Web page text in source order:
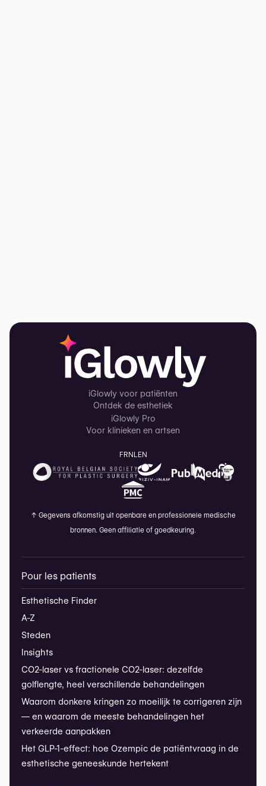
iGlowly voor patiënten
Ontdek de esthetiek
iGlowly Pro
Voor klinieken en artsen
FRNLEN
↑ Gegevens afkomstig uit openbare en professionele medische
bronnen. Geen affiliatie of goedkeuring.
Pour les patients
Esthetische Finder
A-Z
Steden
Insights
CO2-laser vs fractionele CO2-laser: dezelfde
golflengte, heel verschillende behandelingen
Waarom donkere kringen zo moeilijk te corrigeren zijn
— en waarom de meeste behandelingen het
verkeerde aanpakken
Het GLP-1-effect: hoe Ozempic de patiëntvraag in de
esthetische geneeskunde hertekent